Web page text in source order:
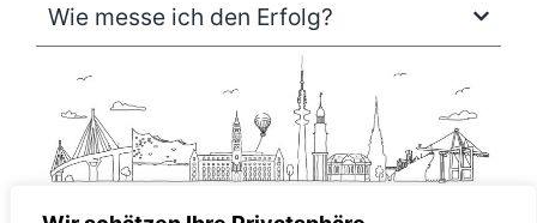
Wie messe ich den Erfolg?